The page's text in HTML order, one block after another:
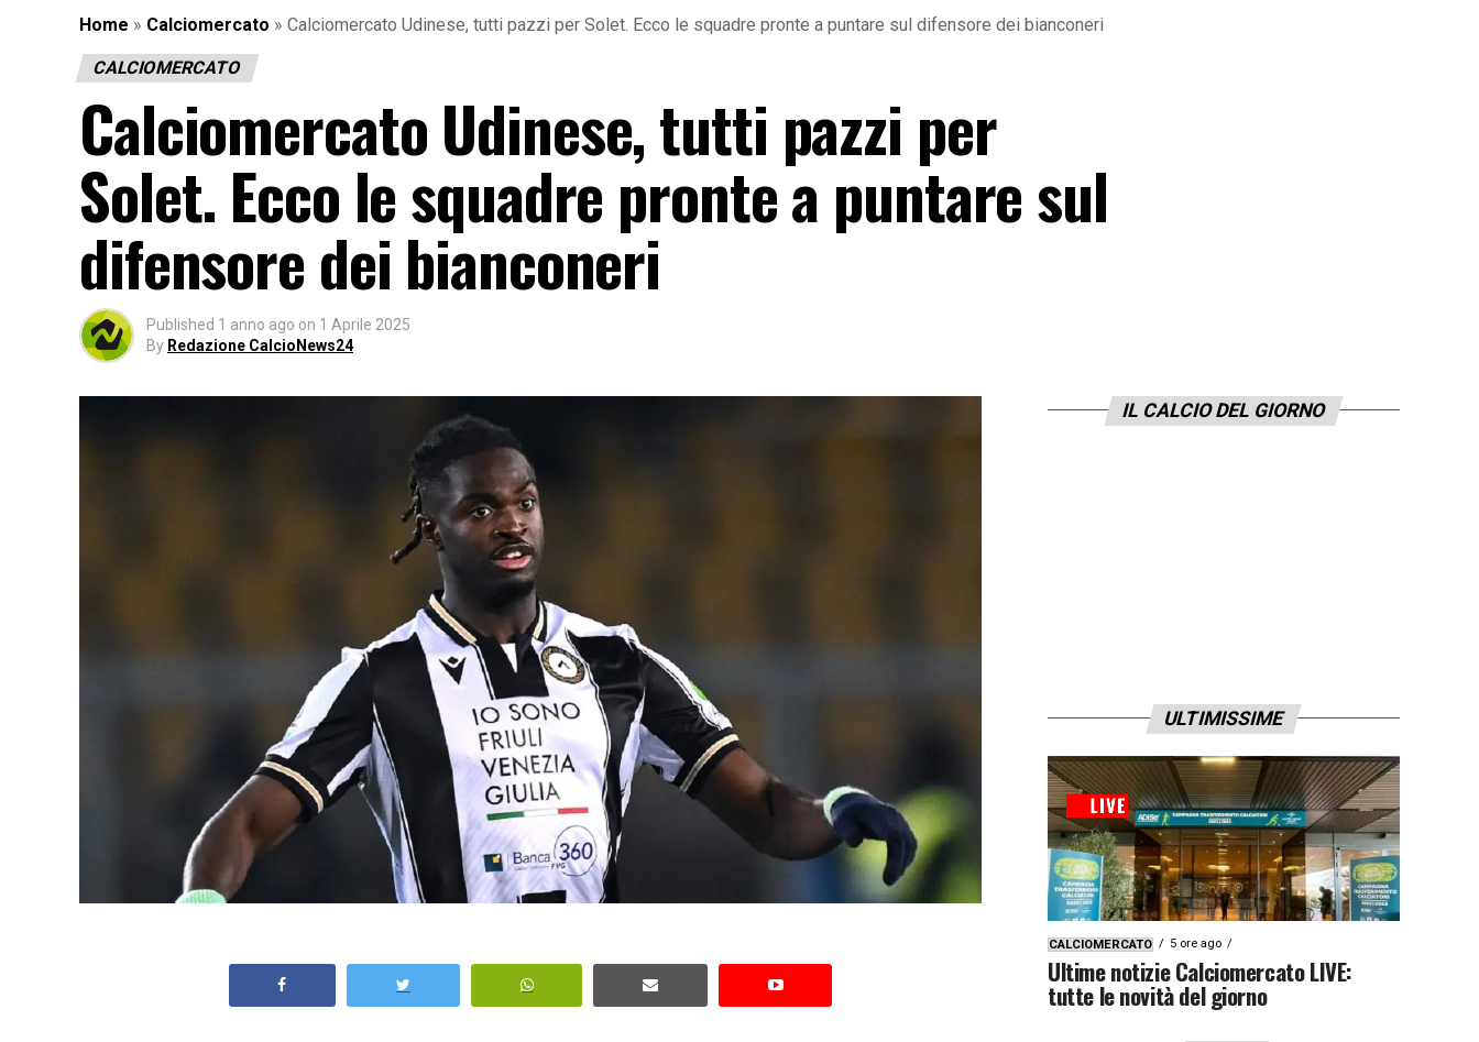
Home » Calciomercato » Calciomercato Udinese, tutti pazzi per Solet. Ecco le squadre pronte a puntare sul difensore dei bianconeri
CALCIOMERCATO
Calciomercato Udinese, tutti pazzi per
Solet. Ecco le squadre pronte a puntare sul
difensore dei bianconeri
Published 1 anno ago on 1 Aprile 2025
By Redazione CalcioNews24
IL CALCIO DEL GIORNO
ULTIMISSIME
CALCIOMERCATO 5 ore ago
Ultime notizie Calciomercato LIVE:
tutte le novità del giorno